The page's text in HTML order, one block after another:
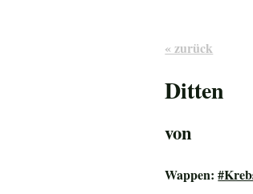
« zurück
Ditten
von
Wappen: